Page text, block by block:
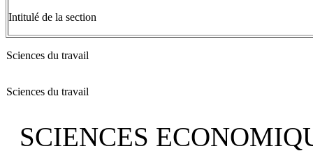
Intitulé de la section
Sciences du travail
Sciences du travail
SCIENCES